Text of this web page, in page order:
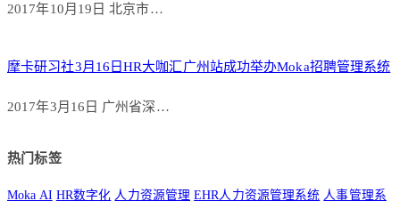
2017年10月19日 北京市…
摩卡研习社3月16日HR大咖汇广州站成功举办Moka招聘管理系统
2017年3月16日 广州省深…
热门标签
Moka AI HR数字化 人力资源管理 EHR人力资源管理系统 人事管理系